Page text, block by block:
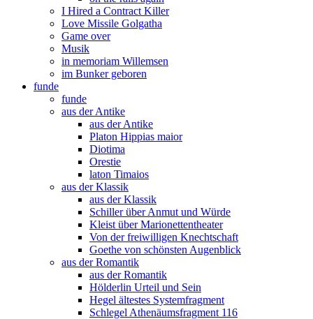
I Hired a Contract Killer
Love Missile Golgatha
Game over
Musik
in memoriam Willemsen
im Bunker geboren
funde
funde
aus der Antike
aus der Antike
Platon Hippias maior
Diotima
Orestie
laton Timaios
aus der Klassik
aus der Klassik
Schiller über Anmut und Würde
Kleist über Marionettentheater
Von der freiwilligen Knechtschaft
Goethe von schönsten Augenblick
aus der Romantik
aus der Romantik
Hölderlin Urteil und Sein
Hegel ältestes Systemfragment
Schlegel Athenäumsfragment 116